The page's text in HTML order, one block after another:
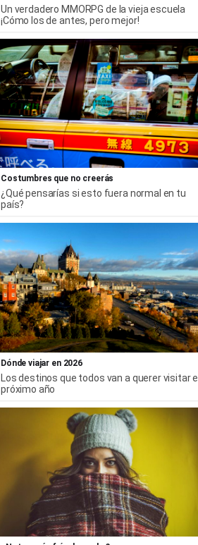
Un verdadero MMORPG de la vieja escuela
¡Cómo los de antes, pero mejor!
Costumbres que no creerás
¿Qué pensarías si esto fuera normal en tu
país?
Dónde viajar en 2026
Los destinos que todos van a querer visitar el
próximo año